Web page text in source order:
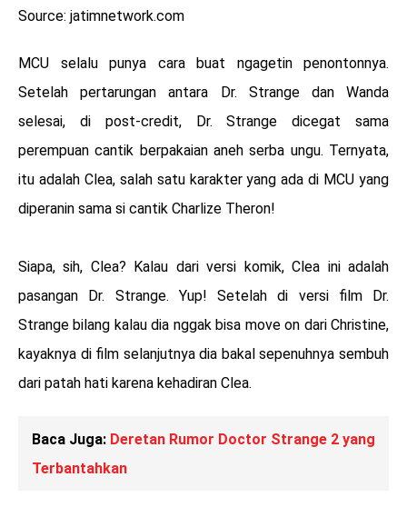
Source: jatimnetwork.com
MCU selalu punya cara buat ngagetin penontonnya.
Setelah pertarungan antara Dr. Strange dan Wanda
selesai, di post-credit, Dr. Strange dicegat sama
perempuan cantik berpakaian aneh serba ungu. Ternyata,
itu adalah Clea, salah satu karakter yang ada di MCU yang
diperanin sama si cantik Charlize Theron!
Siapa, sih, Clea? Kalau dari versi komik, Clea ini adalah
pasangan Dr. Strange. Yup! Setelah di versi film Dr.
Strange bilang kalau dia nggak bisa move on dari Christine,
kayaknya di film selanjutnya dia bakal sepenuhnya sembuh
dari patah hati karena kehadiran Clea.
Baca Juga: Deretan Rumor Doctor Strange 2 yang
Terbantahkan